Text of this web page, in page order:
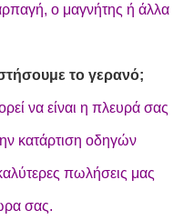
ο μαγνήτης ή άλλα
το γερανό;
να είναι η πλευρά σας
κατάρτιση οδηγών
πωλήσεις μας
σας.